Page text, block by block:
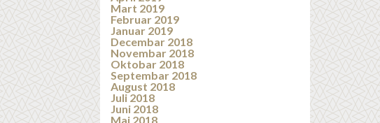
Mart 2019
Februar 2019
Januar 2019
Decembar 2018
Novembar 2018
Oktobar 2018
Septembar 2018
August 2018
Juli 2018
Juni 2018
Maj 2018